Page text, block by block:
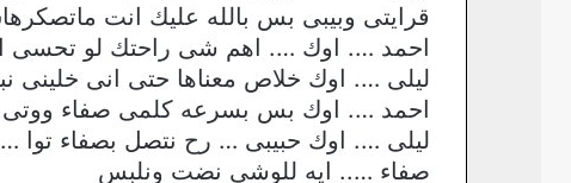
قرايتى وبيبى بس بالله عليك انت
احمد …. اوك …. اهم شى راحتك لو تحسى
ليلى …. اوك خلاص معناها حتى انى خلينى
احمد …. اوك بس بسرعه كلمى صفاء ووتى
ليلى …. اوك حبيبى … رح نتصل بصفاء توا
صفاء ….. ايه للوشى نضت ونلبس